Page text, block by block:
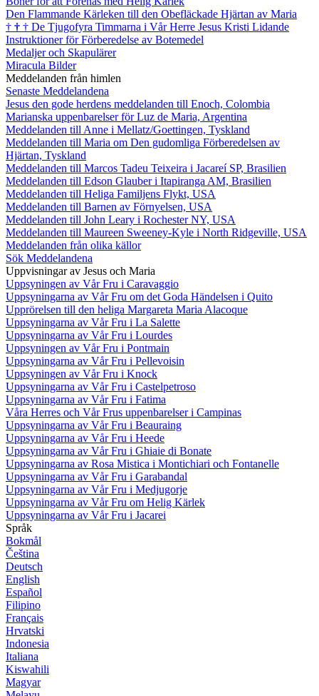
Den Flammande Kärleken till den Obefläckade Hjärtan av Maria
† † † De Tjugofyra Timmarna i Vår Herre Jesus Kristi Lidande
Instruktioner för Förberedelse av Botemedel
Medaljer och Skapulärer
Miracula Bilder
Meddelanden från himlen
Senaste Meddelandena
Jesus den gode herdens meddelanden till Enoch, Colombia
Marianska uppenbarelser för Luz de Maria, Argentina
Meddelanden till Anne i Mellatz/Goettingen, Tyskland
Meddelanden till Maria om Den gudomliga Förberedelsen av
Hjärtan, Tyskland
Meddelanden till Marcos Tadeu Teixeira i Jacareí SP, Brasilien
Meddelanden till Edson Glauber i Itapiranga AM, Brasilien
Meddelanden till Heliga Familjens Flykt, USA
Meddelanden till Barnen av Förnyelsen, USA
Meddelanden till John Leary i Rochester NY, USA
Meddelanden till Maureen Sweeney-Kyle i North Ridgeville, USA
Meddelanden från olika källor
Sök Meddelandena
Uppvisningar av Jesus och Maria
Uppsyningen av Vår Fru i Caravaggio
Uppsyningarna av Vår Fru om det Goda Händelsen i Quito
Upprörelsen till den heliga Margareta Maria Alacoque
Uppsyningarna av Vår Fru i La Salette
Uppsyningarna av Vår Fru i Lourdes
Uppsyningen av Vår Fru i Pontmain
Uppsyningarna av Vår Fru i Pellevoisin
Uppsyningen av Vår Fru i Knock
Uppsyningarna av Vår Fru i Castelpetroso
Uppsyningarna av Vår Fru i Fatima
Våra Herres och Vår Frus uppenbarelser i Campinas
Uppsyningarna av Vår Fru i Beauraing
Uppsyningarna av Vår Fru i Heede
Uppsyningarna av Vår Fru i Ghiaie di Bonate
Uppsyningarna av Rosa Mistica i Montichiari och Fontanelle
Uppsyningarna av Vår Fru i Garabandal
Uppsyningarna av Vår Fru i Medjugorje
Uppsyningarna av Vår Fru om Helig Kärlek
Uppsyningarna av Vår Fru i Jacarei
Språk
Bokmål
Čeština
Deutsch
English
Español
Filipino
Français
Hrvatski
Indonesia
Italiana
Kiswahili
Magyar